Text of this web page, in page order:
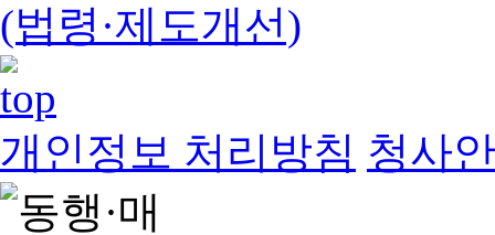
(법령·제도개선)
개인정보 처리방침 청사